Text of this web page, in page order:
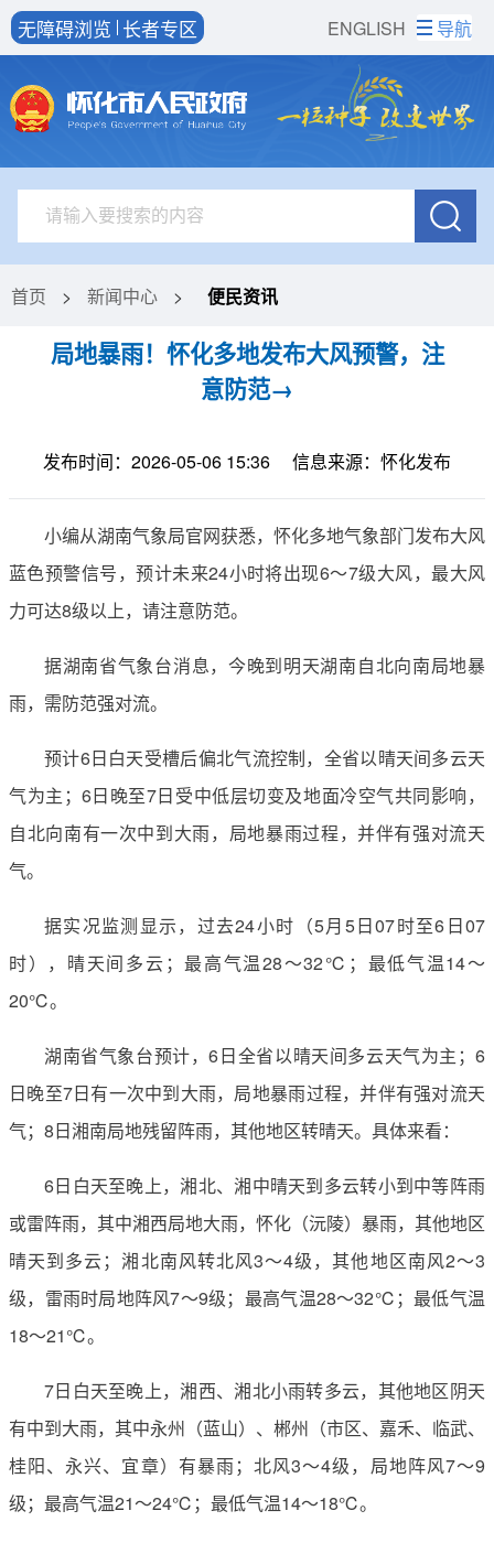
ENGLISH
无障碍浏览 长者专区 导航
首页 > 新闻中心 > 便民资讯
局地暴雨！怀化多地发布大风预警，注
意防范→
发布时间：2026-05-06 15:36 信息来源：怀化发布
小编从湖南气象局官网获悉，怀化多地气象部门发布大风
蓝色预警信号，预计未来24小时将出现6～7级大风，最大风
力可达8级以上，请注意防范。
据湖南省气象台消息，今晚到明天湖南自北向南局地暴
雨，需防范强对流。
预计6日白天受槽后偏北气流控制，全省以晴天间多云天
气为主；6日晚至7日受中低层切变及地面冷空气共同影响，
自北向南有一次中到大雨，局地暴雨过程，并伴有强对流天
气。
据实况监测显示，过去24小时（5月5日07时至6日07
时），晴天间多云；最高气温28～32℃；最低气温14～
20℃。
湖南省气象台预计，6日全省以晴天间多云天气为主；6
日晚至7日有一次中到大雨，局地暴雨过程，并伴有强对流天
气；8日湘南局地残留阵雨，其他地区转晴天。具体来看：
6日白天至晚上，湘北、湘中晴天到多云转小到中等阵雨
或雷阵雨，其中湘西局地大雨，怀化（沅陵）暴雨，其他地区
晴天到多云；湘北南风转北风3～4级，其他地区南风2～3
级，雷雨时局地阵风7～9级；最高气温28～32℃；最低气温
18～21℃。
7日白天至晚上，湘西、湘北小雨转多云，其他地区阴天
有中到大雨，其中永州（蓝山）、郴州（市区、嘉禾、临武、
桂阳、永兴、宜章）有暴雨；北风3～4级，局地阵风7～9
级；最高气温21～24℃；最低气温14～18℃。